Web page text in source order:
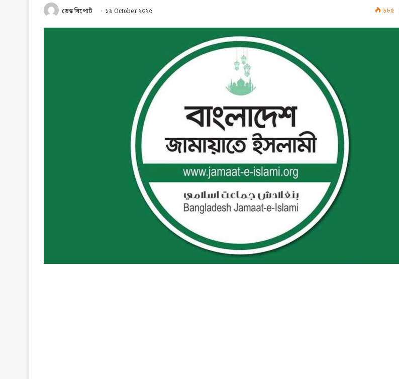
ডেস্ক রিপোর্ট ১৬ October ২০২৫ ৬৮৫